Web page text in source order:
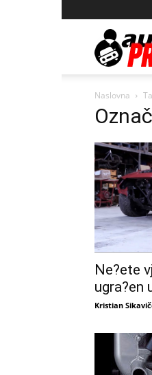
Naslovna
Ne?ete
ugra?en
Kristian